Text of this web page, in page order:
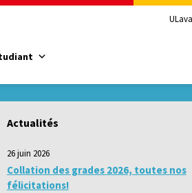
Actualités
26 juin 2026
Collation des grades 2026, toutes nos
félicitations!